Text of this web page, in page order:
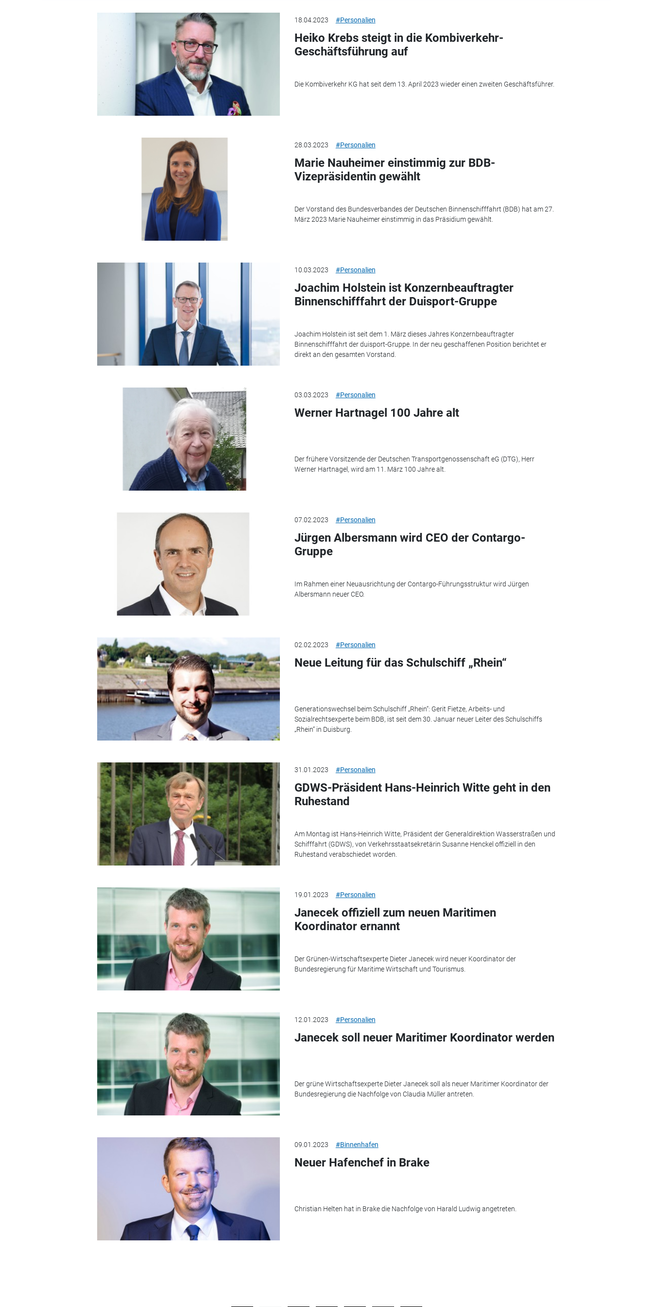
18.04.2023 #Personalien
Heiko Krebs steigt in die Kombiverkehr-
Geschäftsführung auf
Die Kombiverkehr KG hat seit dem 13. April 2023 wieder einen zweiten Geschäftsführer.
28.03.2023 #Personalien
Marie Nauheimer einstimmig zur BDB-
Vizepräsidentin gewählt
Der Vorstand des Bundesverbandes der Deutschen Binnenschifffahrt (BDB) hat am 27.
März 2023 Marie Nauheimer einstimmig in das Präsidium gewählt.
10.03.2023 #Personalien
Joachim Holstein ist Konzernbeauftragter
Binnenschifffahrt der Duisport-Gruppe
Joachim Holstein ist seit dem 1. März dieses Jahres Konzernbeauftragter
Binnenschifffahrt der duisport-Gruppe. In der neu geschaffenen Position berichtet er
direkt an den gesamten Vorstand.
03.03.2023 #Personalien
Werner Hartnagel 100 Jahre alt
Der frühere Vorsitzende der Deutschen Transportgenossenschaft eG (DTG), Herr
Werner Hartnagel, wird am 11. März 100 Jahre alt.
07.02.2023 #Personalien
Jürgen Albersmann wird CEO der Contargo-
Gruppe
Im Rahmen einer Neuausrichtung der Contargo-Führungsstruktur wird Jürgen
Albersmann neuer CEO.
02.02.2023 #Personalien
Neue Leitung für das Schulschiff „Rhein“
Generationswechsel beim Schulschiff „Rhein“: Gerit Fietze, Arbeits- und
Sozialrechtsexperte beim BDB, ist seit dem 30. Januar neuer Leiter des Schulschiffs
„Rhein“ in Duisburg.
31.01.2023 #Personalien
GDWS-Präsident Hans-Heinrich Witte geht in den
Ruhestand
Am Montag ist Hans-Heinrich Witte, Präsident der Generaldirektion Wasserstraßen und
Schifffahrt (GDWS), von Verkehrsstaatsekretärin Susanne Henckel offiziell in den
Ruhestand verabschiedet worden.
19.01.2023 #Personalien
Janecek offiziell zum neuen Maritimen
Koordinator ernannt
Der Grünen-Wirtschaftsexperte Dieter Janecek wird neuer Koordinator der
Bundesregierung für Maritime Wirtschaft und Tourismus.
12.01.2023 #Personalien
Janecek soll neuer Maritimer Koordinator werden
Der grüne Wirtschaftsexperte Dieter Janecek soll als neuer Maritimer Koordinator der
Bundesregierung die Nachfolge von Claudia Müller antreten.
09.01.2023 #Binnenhafen
Neuer Hafenchef in Brake
Christian Helten hat in Brake die Nachfolge von Harald Ludwig angetreten.